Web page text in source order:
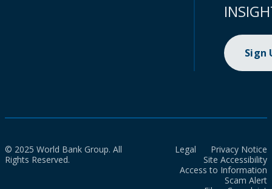
Sign
© 2025 World Bank Group. All
Rights Reserved.
Legal
Privacy Notice
Site Accessibility
Access to Information
Scam Alert